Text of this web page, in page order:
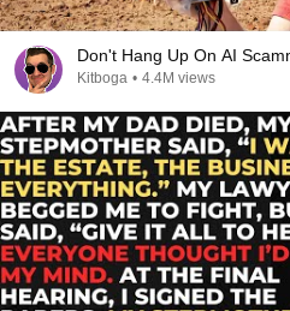
Don't Hang Up On AI
Kitboga • 4.4M views